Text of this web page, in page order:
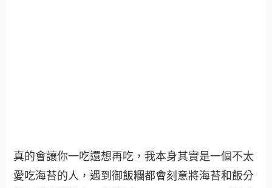
真的會讓你一吃還想再吃，我本身其實是一個不太
愛吃海苔的人，遇到御飯糰都會刻意將海苔和飯分